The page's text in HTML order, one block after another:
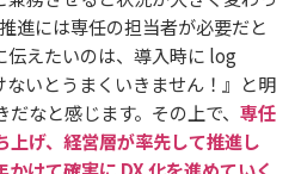
進には専任の担当者が必要だと
伝えたいのは、導入時に log
いとうまくいきません！』と明
なと感じます。その上で、 専任
上げ、経営層が率先して推進し